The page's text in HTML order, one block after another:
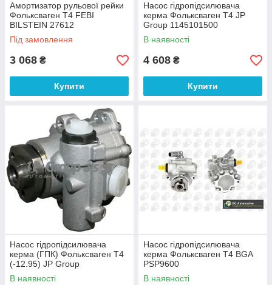
Амортизатор рульової рейки
Фольксваген Т4 FEBI
BILSTEIN 27612
Під замовлення
3 068 ₴
Купити
Насос гідропідсилювача
керма Фольксваген Т4 JP
Group 1145101500
В наявності
4 608 ₴
Купити
Насос гідропідсилювача
керма (ГПК) Фольксваген Т4
(-12.95) JP Group
1145100700
В наявності
Насос гідропідсилювача
керма Фольксваген Т4 BGA
PSP9600
В наявності